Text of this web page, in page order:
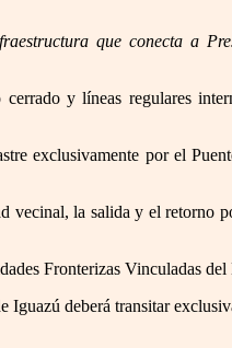
que conecta a
y líneas regulares
exclusivamente por el
vecinal, la salida y el retorno
Fronterizas Vinculadas del
deberá transitar